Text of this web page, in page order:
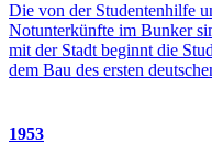
Die von der Studentenhilfe
Notunterkünfte im Bunker
mit der Stadt beginnt die
dem Bau des ersten
1953